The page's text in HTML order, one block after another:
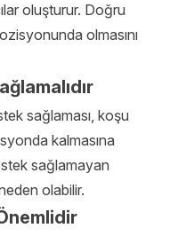
oluşturur. Doğru
olmasını
sağlaması, koşu
kalmasına
sağlamayan
olabilir.